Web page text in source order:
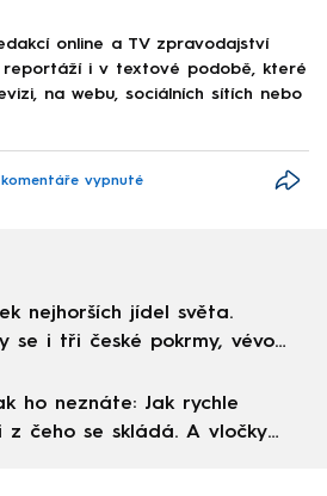
online a TV zpravodajství
reportáží i v textové podobě, které
na webu, sociálních sítích nebo
vypnuté
nejhorších jídel světa.
se i tři české pokrmy, vévodí
ho neznáte: Jak rychle
z čeho se skládá. A vločky